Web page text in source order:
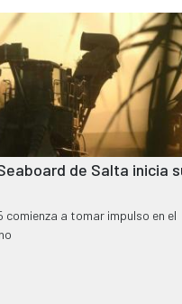
de Salta inicia
comienza a tomar impulso en el